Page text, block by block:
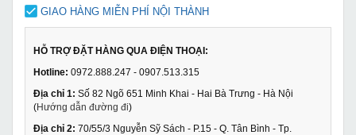
GIAO HÀNG MIỄN PHÍ NỘI THÀNH
HỖ TRỢ ĐẶT HÀNG QUA ĐIỆN THOẠI:
Hotline: 0972.888.247 - 0907.513.315
Địa chỉ 1: Số 82 Ngõ 651 Minh Khai - Hai Bà Trưng - Hà Nội
(Hướng dẫn đường đi)
Địa chỉ 2: 70/55/3 Nguyễn Sỹ Sách - P.15 - Q. Tân Bình - Tp.